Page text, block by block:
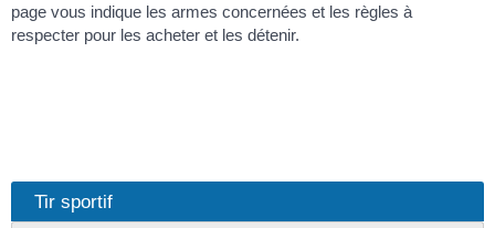
page vous indique les armes concernées et les règles à
respecter pour les acheter et les détenir.
Tir sportif